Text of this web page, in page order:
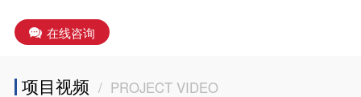
在线咨询
项目视频 / PROJECT VIDEO